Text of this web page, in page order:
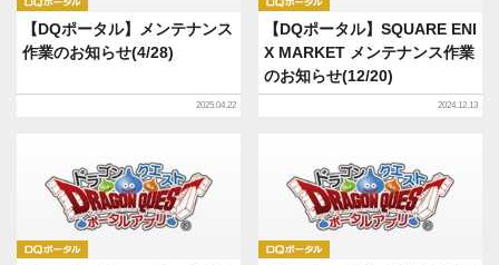
【DQポータル】メンテナンス
作業のお知らせ(4/28)
2025.04.22
【DQポータル】SQUARE ENI
X MARKET メンテナンス作業
のお知らせ(12/20)
2024.12.13